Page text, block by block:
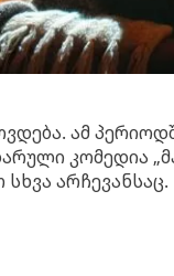
ამ
კომედია
არჩევანსაც.